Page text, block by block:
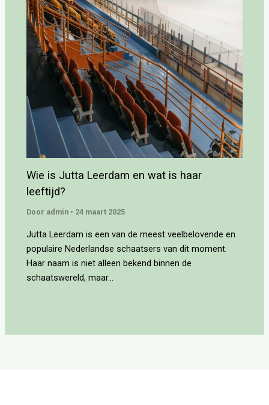
Wie is Jutta Leerdam en wat is haar
leeftijd?
Door admin • 24 maart 2025
Jutta Leerdam is een van de meest veelbelovende en
populaire Nederlandse schaatsers van dit moment.
Haar naam is niet alleen bekend binnen de
schaatswereld, maar…